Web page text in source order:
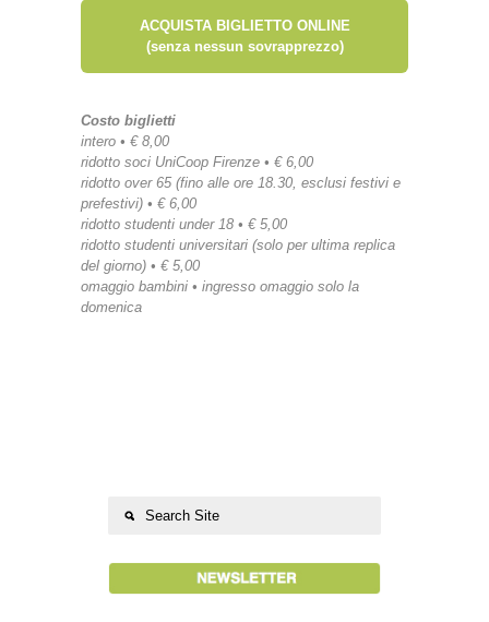
ACQUISTA BIGLIETTO ONLINE
(senza nessun sovrapprezzo)
Costo biglietti
intero • € 8,00
ridotto soci UniCoop Firenze • € 6,00
ridotto over 65 (fino alle ore 18.30, esclusi festivi e
prefestivi) • € 6,00
ridotto studenti under 18 • € 5,00
ridotto studenti universitari (solo per ultima replica
del giorno) • € 5,00
omaggio bambini • ingresso omaggio solo la
domenica